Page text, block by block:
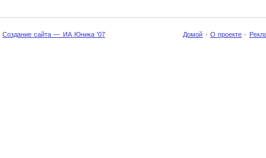
Создание сайта — ИА Юника '07 Домой · О проекте ·